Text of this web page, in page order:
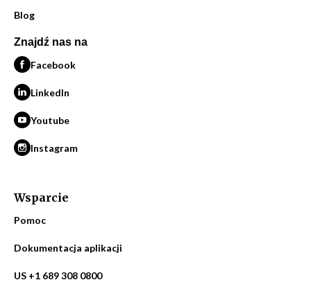
Blog
Znajdź nas na
Facebook
LinkedIn
Youtube
Instagram
Wsparcie
Pomoc
Dokumentacja aplikacji
US +1 689 308 0800